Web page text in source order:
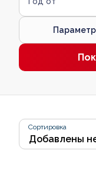
Сортировка